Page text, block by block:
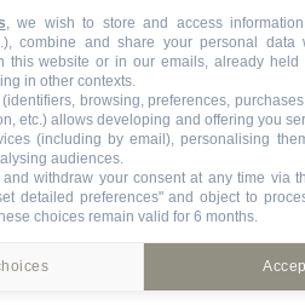
À lire aussi
, we wish to store and access
combine and share your personal data
this website or in our emails, already
in other contexts.
browsing, preferences,
etc.) allows developing and offering you
(including by email), personalising
audiences.
withdraw your consent at any time via
detailed preferences" and object to
choices remain valid for 6 months.